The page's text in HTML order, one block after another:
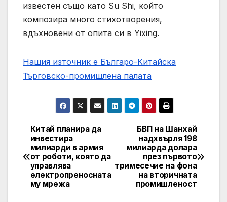
известен също като Su Shi, който
композира много стихотворения,
вдъхновени от опита си в Yixing.
Нашия източник е Българо-Китайска
Търговско-промишлена палaта
Post
navigation
БВП на Шанхай
надхвърля 198
милиарда долара
през първото
тримесечие на фона
на вторичната
промишленост
Китай планира да
инвестира
милиарди в армия
от роботи, която да
управлява
електропреносната
му мрежа